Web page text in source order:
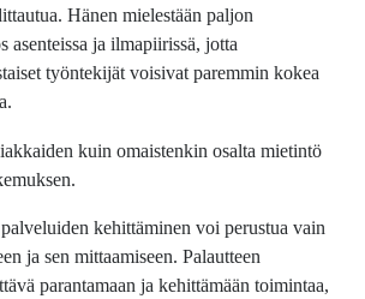
Hänen mielestään paljon
asenteissa ja ilmapiirissä, jotta
työntekijät voisivat paremmin kokea
kuin omaistenkin osalta mietintö
kehittäminen voi perustua vain
ja sen mittaamiseen. Palautteen
parantamaan ja kehittämään toimintaa,